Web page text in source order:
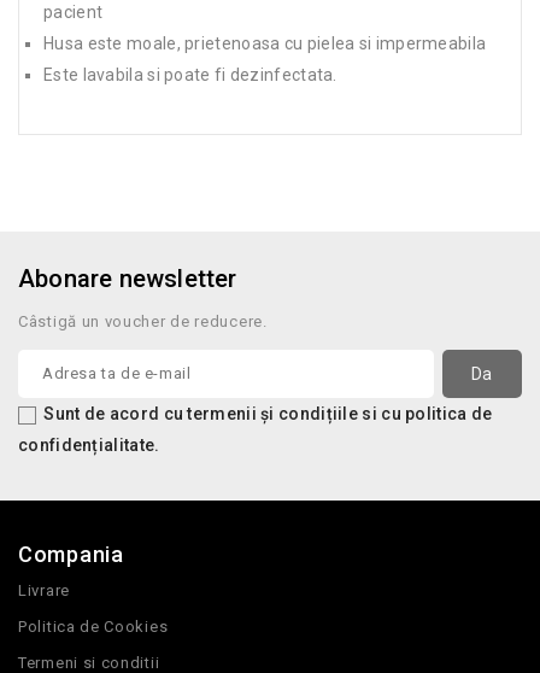
pacient
Husa este moale, prietenoasa cu pielea si impermeabila
Este lavabila si poate fi dezinfectata.
Abonare newsletter
Câstigă un voucher de reducere.
Sunt de acord cu termenii și condițiile si cu politica de
confidențialitate.
Compania
Livrare
Politica de Cookies
Termeni si conditii